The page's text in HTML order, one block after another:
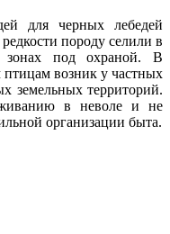
для черных лебедей
породу селили в
зонах под охраной. В
возник у частных
земельных территорий.
в неволе и не
организации быта.